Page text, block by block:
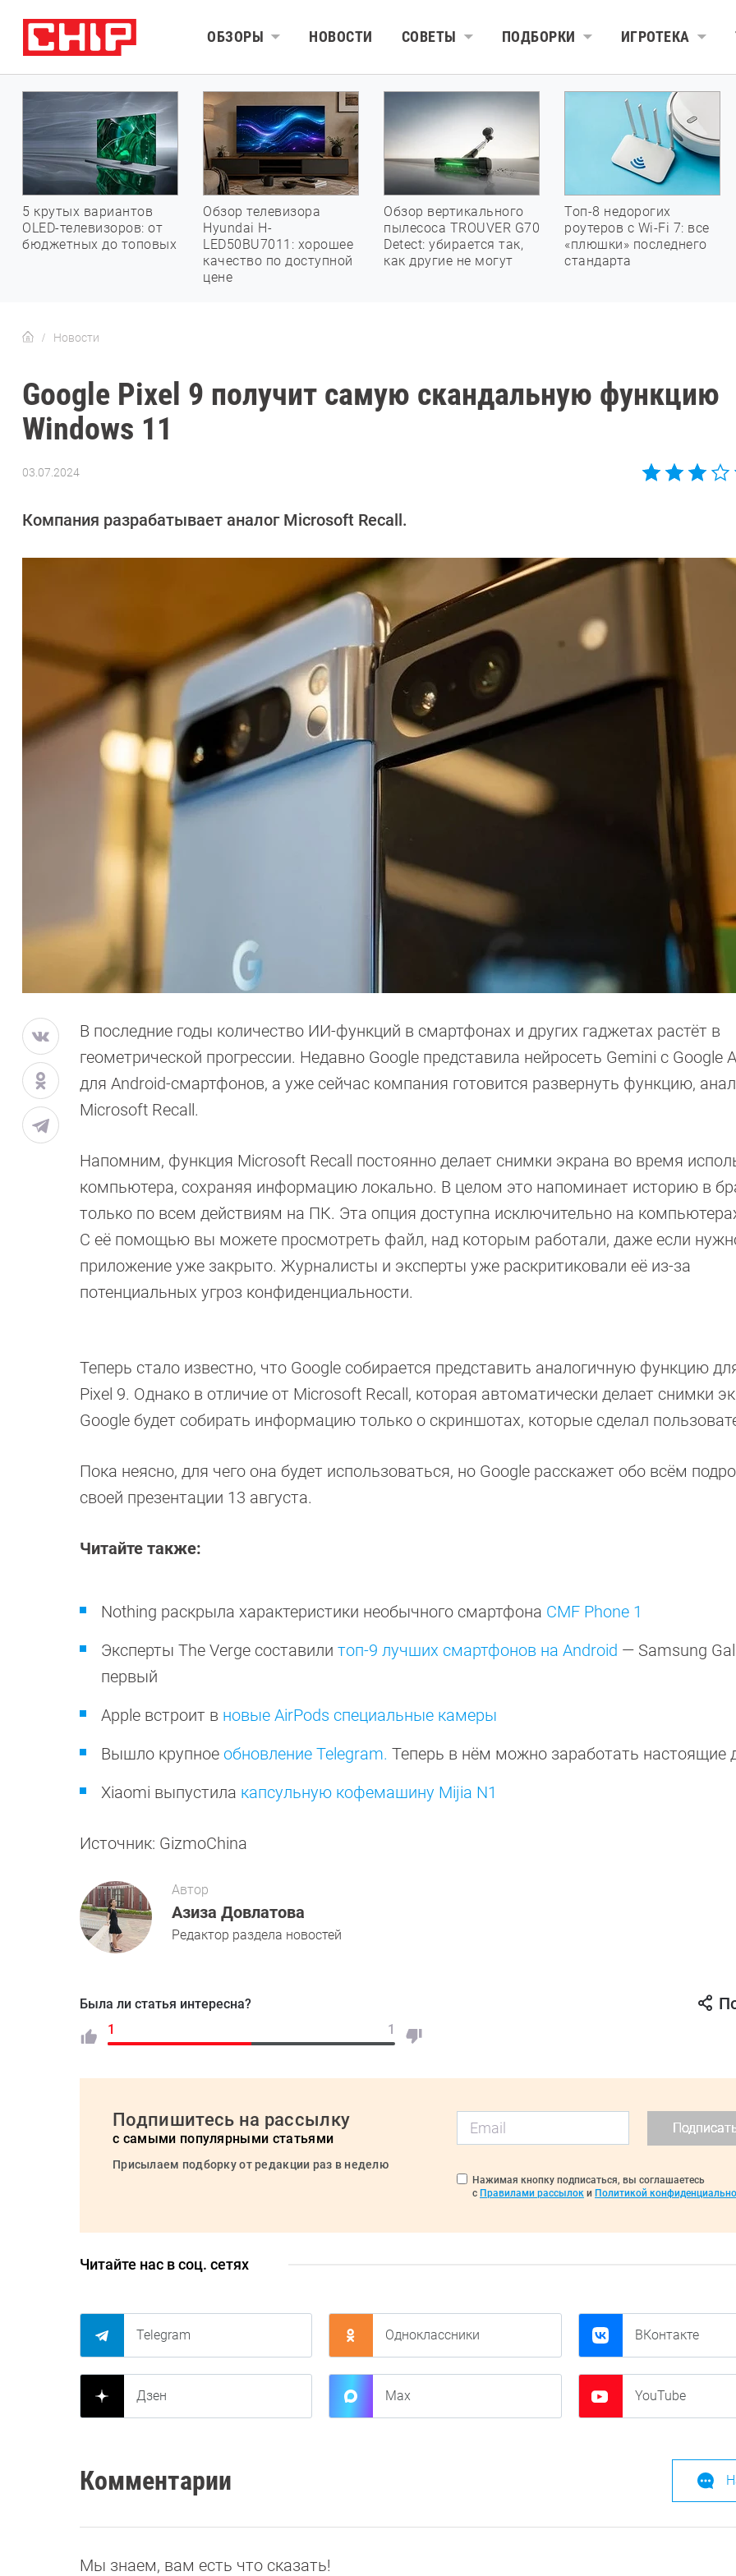
ОБЗОРЫ НОВОСТИ СОВЕТЫ ПОДБОРКИ ИГРОТЕКА
5 крутых вариантов
OLED-телевизоров: от
бюджетных до топовых
Обзор телевизора
Hyundai H-
LED50BU7011: хорошее
качество по доступной
цене
Обзор вертикального
пылесоса TROUVER G70
Detect: убирается так,
как другие не могут
Топ-8 недорогих
роутеров с Wi-Fi 7: все
«плюшки» последнего
стандарта
Новости
Google Pixel 9 получит самую скандальную функцию
Windows 11
03.07.2024
Довлатова
Компания разрабатывает аналог Microsoft Recall.
В последние годы количество ИИ-функций в смартфонах и других гаджетах растёт в
геометрической прогрессии. Недавно Google представила нейросеть Gemini с Google
для Android-смартфонов, а уже сейчас компания готовится развернуть функцию,
Microsoft Recall.
Напомним, функция Microsoft Recall постоянно делает снимки экрана во время
компьютера, сохраняя информацию локально. В целом это напоминает историю в
только по всем действиям на ПК. Эта опция доступна исключительно на
С её помощью вы можете просмотреть файл, над которым работали, даже если
приложение уже закрыто. Журналисты и эксперты уже раскритиковали её из-за
потенциальных угроз конфиденциальности.
Теперь стало известно, что Google собирается представить аналогичную функцию
Pixel 9. Однако в отличие от Microsoft Recall, которая автоматически делает снимки
Google будет собирать информацию только о скриншотах, которые сделал
Пока неясно, для чего она будет использоваться, но Google расскажет обо всём
своей презентации 13 августа.
Читайте также:
Nothing раскрыла характеристики необычного смартфона CMF Phone 1
Эксперты The Verge составили топ-9 лучших смартфонов на Android — Samsung
первый
Apple встроит в новые AirPods специальные камеры
Вышло крупное обновление Telegram. Теперь в нём можно заработать настоящие
Xiaomi выпустила капсульную кофемашину Mijia N1
Источник: GizmoChina
Автор
Азиза Довлатова
Редактор раздела новостей
Была ли статья интересна?
1
1
Подпишитесь на рассылку
с самыми популярными статьями
Присылаем подборку от редакции раз в неделю
Нажимая кнопку подписаться, вы соглашаетесь
с Правилами рассылок и Политикой
Читайте нас в соц. сетях
Telegram Одноклассники ВКонтакте
Дзен Max YouTube
Комментарии
Мы знаем, вам есть что сказать!